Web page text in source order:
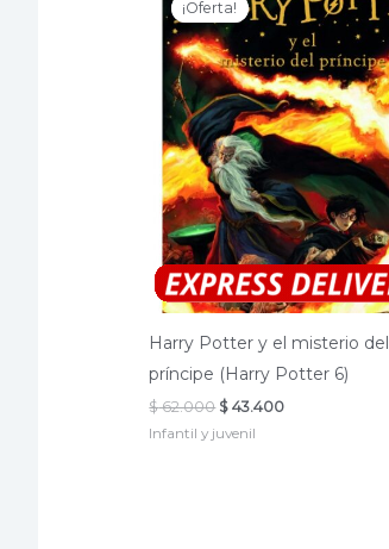
¡Oferta!
¡Oferta!
Harry Potter y el misterio del
príncipe (Harry Potter 6)
$62.000 El
original
$ 43.400El
Infantil y juvenil